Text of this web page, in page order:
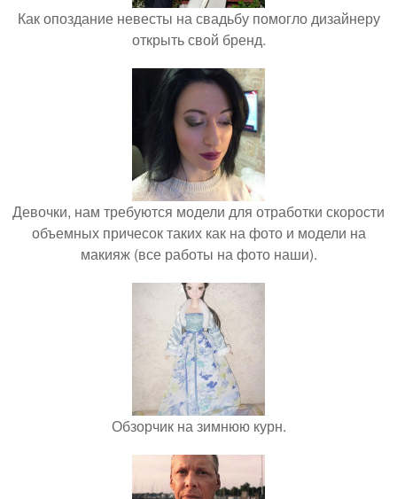
Как опоздание невесты на свадьбу помогло дизайнеру
открыть свой бренд.
Девочки, нам требуются модели для отработки скорости
объемных причесок таких как на фото и модели на
макияж (все работы на фото наши).
Обзорчик на зимнюю курн.